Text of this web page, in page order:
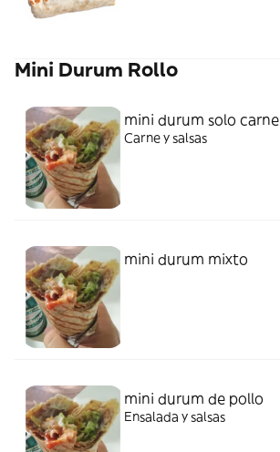
Mini Durum Rollo
mini durum solo carne
Carne y salsas
mini durum mixto
mini durum de pollo
Ensalada y salsas